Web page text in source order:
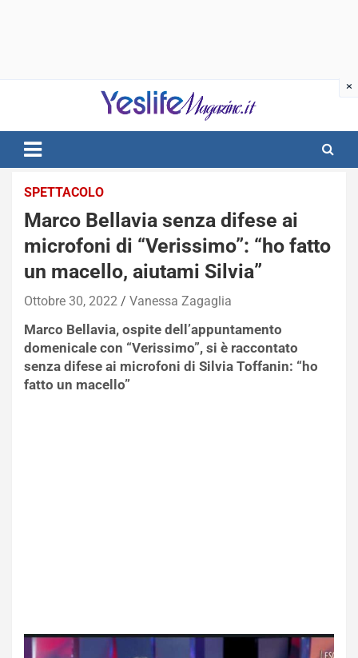
notizie di intrattenimento
SPETTACOLO
Marco Bellavia senza difese ai
microfoni di “Verissimo”: “ho fatto
un macello, aiutami Silvia”
Ottobre 30, 2022 Vanessa Zagaglia
Marco Bellavia, ospite dell’appuntamento
domenicale con “Verissimo”, si è raccontato
senza difese ai microfoni di Silvia Toffanin: “ho
fatto un macello”